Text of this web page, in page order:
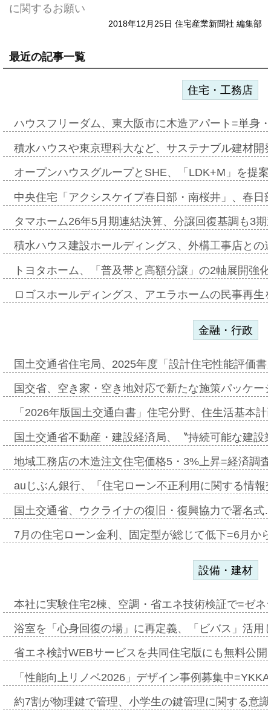
に関するお願い
2018年12月25日 住宅産業新聞社 編集部
最近の記事一覧
住宅・工務店
ハウスフリーダム、東大阪市に木造アパート=単身
積水ハウスや東京理科大など、サステナブル建材
オープンハウスグループとSHE、「LDK+M」を提
中央住宅「アクシスケイプ春日部・南桜井」、春
タマホーム26年5月期連結決算、分譲回復基調も3
積水ハウス建設ホールディングス、外構工事店と
トヨタホーム、「普及帯と高額分譲」の2軸展開強
ロゴスホールディングス、アエラホームの民事再
金融・行政
国土交通省住宅局、2025年度「設計住宅性能評価
国交省、空き家・空き地対応で新たな施策パッケ
「2026年版国土交通白書」住宅分野、住生活基本
国土交通省不動産・建設経済局、〝持続可能な建
地域工務店の木造注文住宅価格5・3%上昇=経済調
auじぶん銀行、「住宅ローン不正利用に関する情
国土交通省、ウクライナの復旧・復興協力で署名
7月の住宅ローン金利、固定型が総じて低下=6月か
設備・建材
本社に実験住宅2棟、空調・省エネ技術検証で=ゼ
浴室を「心身回復の場」に再定義、「ビバス」活
省エネ検討WEBサービスを共同住宅版にも無料公
「性能向上リノベ2026」デザイン事例募集中
約7割が物理鍵で管理、小学生の鍵管理に関する意